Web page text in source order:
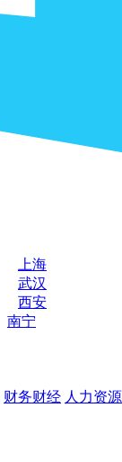
上海
武汉
西安
南宁
财务财经 人力资源